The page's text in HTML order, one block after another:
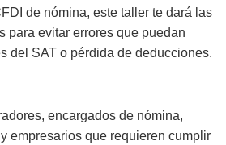
de nómina, este taller te dará las
para evitar errores que puedan
del SAT o pérdida de deducciones.
encargados de nómina,
empresarios que requieren cumplir